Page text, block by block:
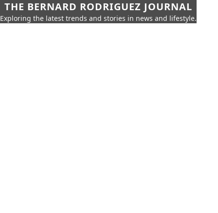
THE BERNARD RODRIGUEZ JOURNAL
Exploring the latest trends and stories in news and lifestyle.